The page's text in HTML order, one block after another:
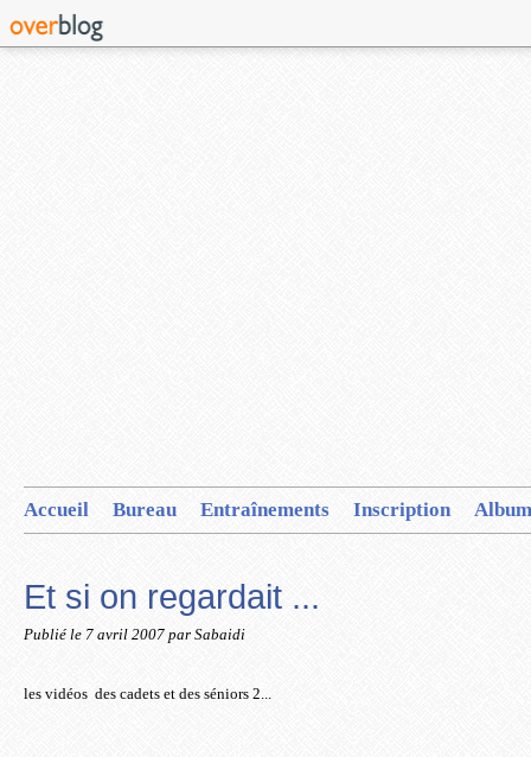
Accueil Bureau Entraînements Inscription
Et si on regardait ...
Publié le 7 avril 2007 par Sabaidi
les vidéos des cadets et des séniors 2...